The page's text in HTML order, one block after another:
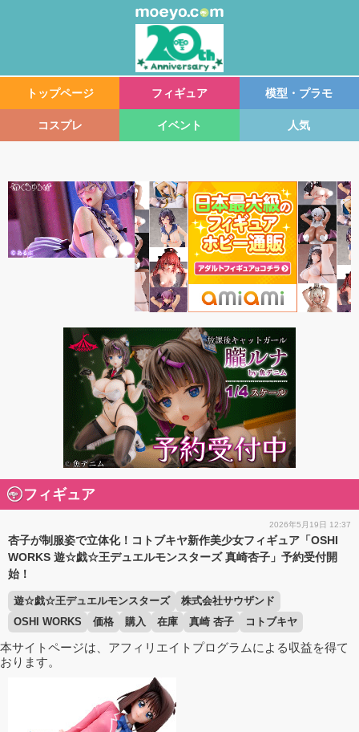
トップページ フィギュア 模型・プラモ
コスプレ イベント 人気
フィギュア
2026年5月19日 12:37
杏子が制服姿で立体化！コトブキヤ新作美少女フィギュア「OSHI
WORKS 遊☆戯☆王デュエルモンスターズ 真崎杏子」予約受付開
始！
遊☆戯☆王デュエルモンスターズ
株式会社サウザンド
OSHI WORKS
価格 購入 在庫 真崎 杏子 コトブキヤ
本サイトページは、アフィリエイトプログラムによる収益を得て
おります。